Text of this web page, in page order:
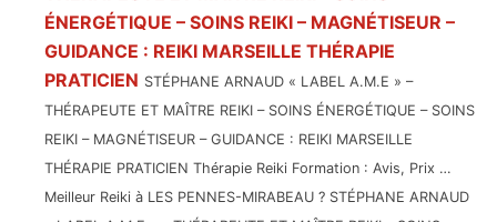
ÉNERGÉTIQUE – SOINS REIKI – MAGNÉTISEUR –
GUIDANCE : REIKI MARSEILLE THÉRAPIE
PRATICIEN STÉPHANE ARNAUD « LABEL A.M.E » –
THÉRAPEUTE ET MAÎTRE REIKI – SOINS ÉNERGÉTIQUE – SOINS
REIKI – MAGNÉTISEUR – GUIDANCE : REIKI MARSEILLE
THÉRAPIE PRATICIEN Thérapie Reiki Formation : Avis, Prix …
Meilleur Reiki à LES PENNES-MIRABEAU ? STÉPHANE ARNAUD